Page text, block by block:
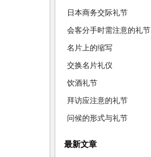
日本商务交际礼节
会客分手时需注意的礼节
名片上的缩写
交换名片礼仪
饮酒礼节
拜访应注意的礼节
问候的形式与礼节
最新文章